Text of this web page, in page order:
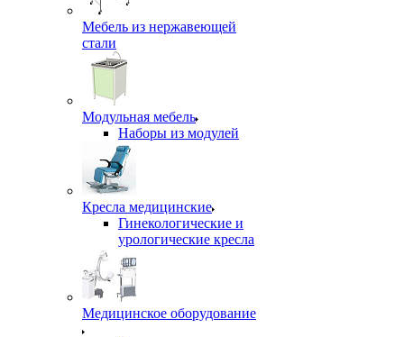
Мебель из нержавеющей
стали
Модульная мебель
Наборы из модулей
Кресла медицинские
Гинекологические и
урологические кресла
Медицинское оборудование